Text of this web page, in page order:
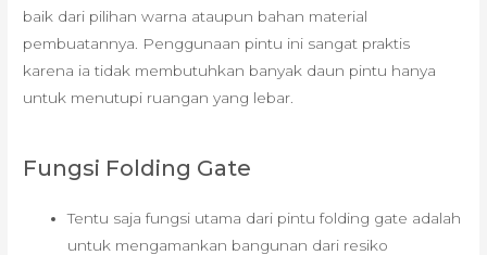
baik dari pilihan warna ataupun bahan material
pembuatannya. Penggunaan pintu ini sangat praktis
karena ia tidak membutuhkan banyak daun pintu hanya
untuk menutupi ruangan yang lebar.
Fungsi Folding Gate
Tentu saja fungsi utama dari pintu folding gate adalah
untuk mengamankan bangunan dari resiko